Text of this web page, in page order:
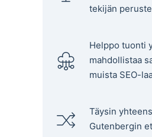
tekijän
Helppo tuonti
mahdollistaa
muista SEO-
Täysin
Gutenbergin